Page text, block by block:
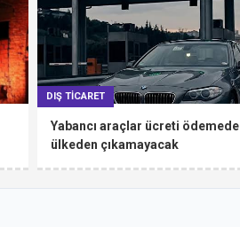
DIŞ TİCARET
Yabancı araçlar ücreti ödemede
ülkeden çıkamayacak